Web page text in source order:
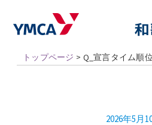
トップページ > Q_宣言タイム順位
2026年5月